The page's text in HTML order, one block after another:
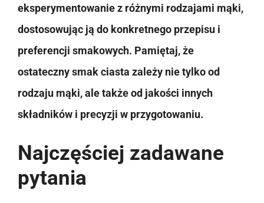
eksperymentowanie z różnymi rodzajami mąki,
dostosowując ją do konkretnego przepisu i
preferencji smakowych. Pamiętaj, że
ostateczny smak ciasta zależy nie tylko od
rodzaju mąki, ale także od jakości innych
składników i precyzji w przygotowaniu.
Najczęściej zadawane
pytania